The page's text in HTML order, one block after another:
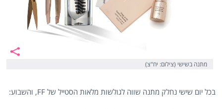
מתנה בשישי (צילום: יח"צ)
בכל יום שישי נחלק מתנה שווה לגולשות מלאות הסטייל של FF, והשבוע: